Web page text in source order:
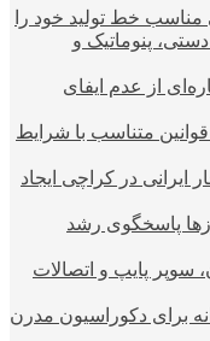
خط تولید خود را
پنوماتیک و
از عدم ایفای
متناسب با شرایط
ایرانی در کراچی ایجاد
پاسخگوی رشد
سوپر پایپ و اتصالات
برای دکوراسیون مدرن